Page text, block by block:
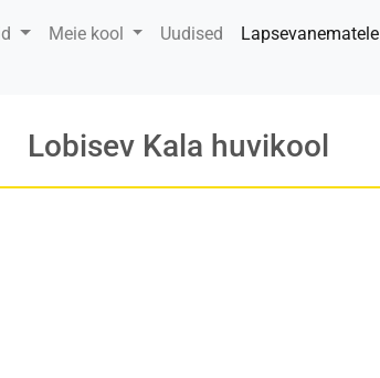
Meie kool Uudised Lapsevanematele
Lobisev Kala huvikool